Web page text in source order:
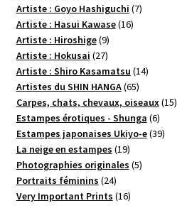
produits
Artiste : Goyo Hashiguchi 77
Artiste : Hasui Kawase 1616
Artiste : Hiroshige 99
produits
Artiste : Hokusai 2727
produits
Artiste : Shiro Kasamatsu 1414
Artistes du SHIN HANGA 6565
produits
Carpes, chats, chevaux, oiseaux 1515
Estampes érotiques - Shunga 66
produits
Estampes japonaises Ukiyo-e 3939
La neige en estampes 1919
produits
Photographies originales 55
Portraits féminins 2424
produits
Very Important Prints 1616